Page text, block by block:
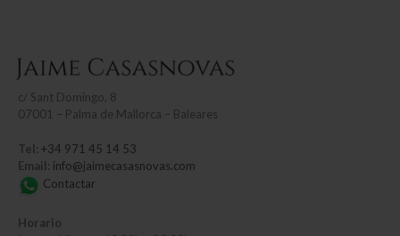
c/ Sant Domingo, 8
07001 – Palma de Mallorca – Baleares
Tel: +34 971 45 14 53
Email: info@jaimecasasnovas.com
Contactar
Horario